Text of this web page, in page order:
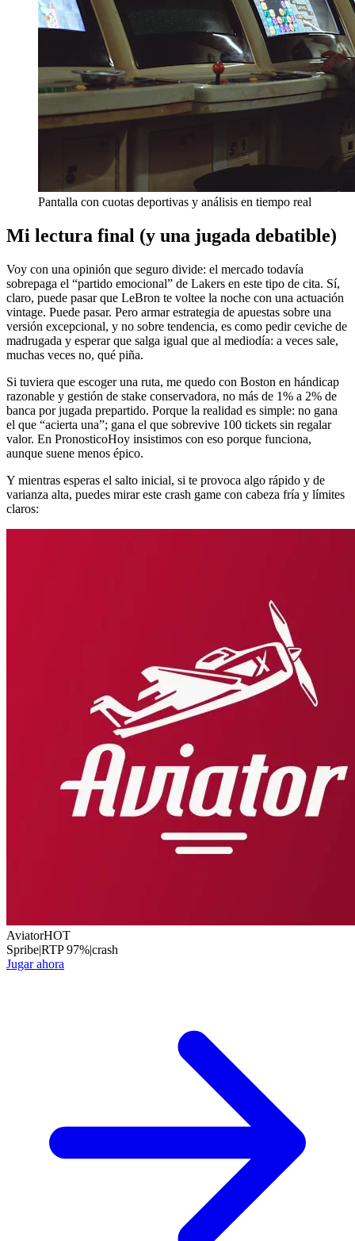
Pantalla con cuotas deportivas y análisis en tiempo real
Mi lectura final (y una jugada debatible)
Voy con una opinión que seguro divide: el mercado todavía
sobrepaga el “partido emocional” de Lakers en este tipo de cita. Sí,
claro, puede pasar que LeBron te voltee la noche con una actuación
vintage. Puede pasar. Pero armar estrategia de apuestas sobre una
versión excepcional, y no sobre tendencia, es como pedir ceviche de
madrugada y esperar que salga igual que al mediodía: a veces sale,
muchas veces no, qué piña.
Si tuviera que escoger una ruta, me quedo con Boston en hándicap
razonable y gestión de stake conservadora, no más de 1% a 2% de
banca por jugada prepartido. Porque la realidad es simple: no gana
el que “acierta una”; gana el que sobrevive 100 tickets sin regalar
valor. En PronosticoHoy insistimos con eso porque funciona,
aunque suene menos épico.
Y mientras esperas el salto inicial, si te provoca algo rápido y de
varianza alta, puedes mirar este crash game con cabeza fría y límites
claros:
AviatorHOT
Spribe|RTP97%|crash
Jugar ahora